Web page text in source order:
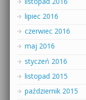
lipiec 2016
czerwiec 2016
maj 2016
styczeń 2016
listopad 2015
październik 2015